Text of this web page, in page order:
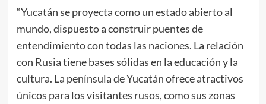
“Yucatán se proyecta como un estado abierto al
mundo, dispuesto a construir puentes de
entendimiento con todas las naciones. La relación
con Rusia tiene bases sólidas en la educación y la
cultura. La península de Yucatán ofrece atractivos
únicos para los visitantes rusos, como sus zonas